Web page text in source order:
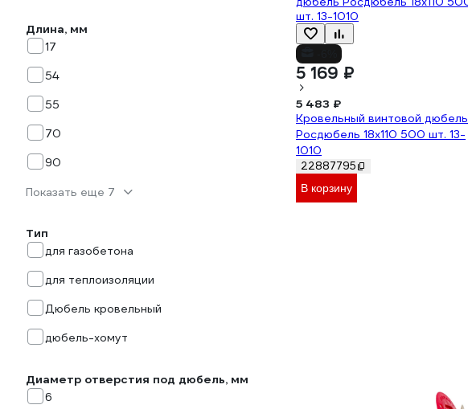
Длина, мм
17
54
55
70
90
Показать еще 7
Тип
для газобетона
для теплоизоляции
Дюбель кровельный
дюбель-хомут
Диаметр отверстия под дюбель, мм
6
5 169 ₽
5 483 ₽
Кровельный винтовой дюбель
Росдюбель 18x110 500 шт. 13-
1010
22887795
В корзину